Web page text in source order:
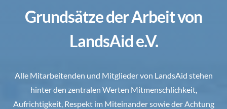
Grundsätze der Arbeit von
LandsAid e.V.
Alle Mitarbeitenden und Mitglieder von LandsAid stehen
hinter den zentralen Werten Mitmenschlichkeit,
Aufrichtigkeit, Respekt im Miteinander sowie der Achtung